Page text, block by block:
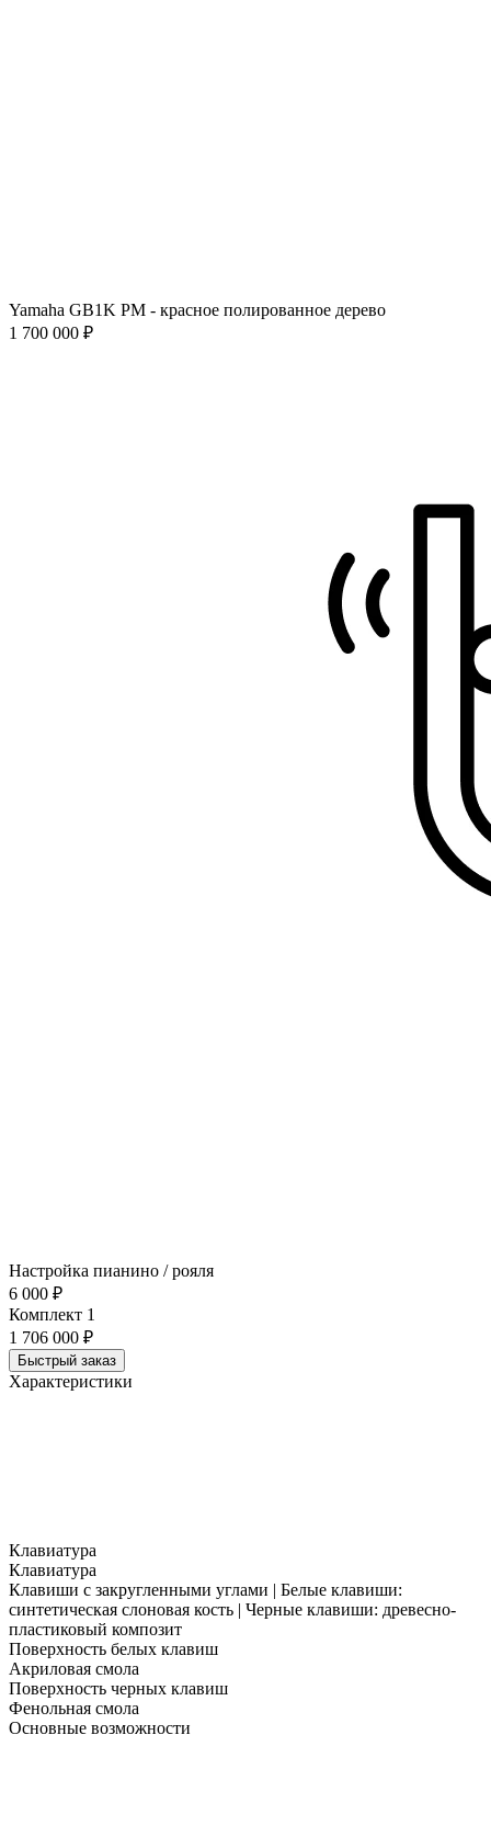
Yamaha GB1K PM - красное полированное дерево
1 700 000 ₽
Настройка пианино / рояля
6 000 ₽
Комплект 1
1 706 000 ₽
Быстрый заказ
Характеристики
Клавиатура
Клавиатура
Клавиши с закругленными углами | Белые клавиши:
синтетическая слоновая кость | Черные клавиши: древесно-
пластиковый композит
Поверхность белых клавиш
Акриловая смола
Поверхность черных клавиш
Фенольная смола
Основные возможности